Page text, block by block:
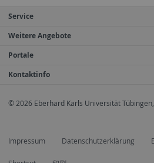
Service
Weitere Angebote
Portale
Kontaktinfo
© 2026 Eberhard Karls Universität
Impressum Datenschutzerklärung